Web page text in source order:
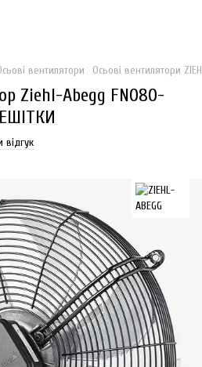
вентилятори Осьові вентилятори
Ziehl-Abegg FN080-
відгук